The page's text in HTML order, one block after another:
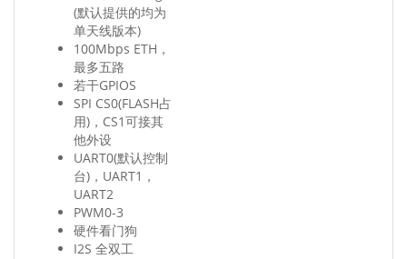
(默认提供的均为
单天线版本)
100Mbps ETH，
最多五路
若干GPIOS
SPI CS0(FLASH占
用)，CS1可接其
他外设
UART0(默认控制
台)，UART1，
UART2
PWM0-3
硬件看门狗
I2S 全双工